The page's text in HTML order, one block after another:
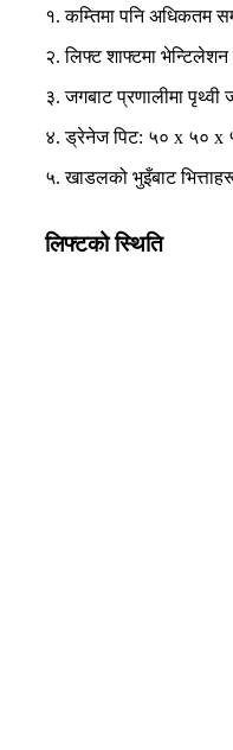
१. कम्तिमा पनि अधिकतम
२. लिफ्ट शाफ्टमा
३. जगबाट प्रणालीमा पृथ्वी
४. ड्रेनेज पिट: ५० x ५० x ५०
५. खाडलको भुइँबाट
लिफ्टको स्थिति